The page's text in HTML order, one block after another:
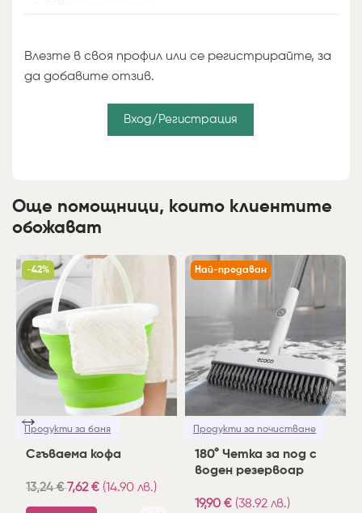
Влезте в своя профил или се регистрирайте, за
да добавите отзив.
Вход/Регистрация
Още помощници, които клиентите
обожават
-42%
Продукти за баня
Сгъваема кофа
13,24€ 7,62€ (14.90 лв.)
Най-продаван
Продукти за почистване
180° Четка за под с
воден резервоар
19,90 € (38.92 лв.)